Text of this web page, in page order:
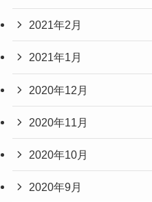
2021年2月
2021年1月
2020年12月
2020年11月
2020年10月
2020年9月